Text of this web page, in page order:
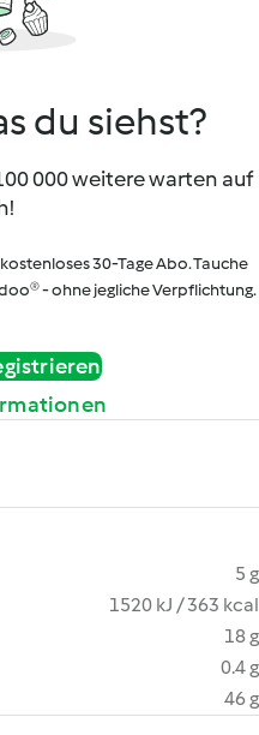
du siehst?
000 weitere warten auf
30-Tage Abo. Tauche
- ohne jegliche Verpflichtung.
5 g
1520 kJ / 363 kcal
18 g
0.4 g
46 g